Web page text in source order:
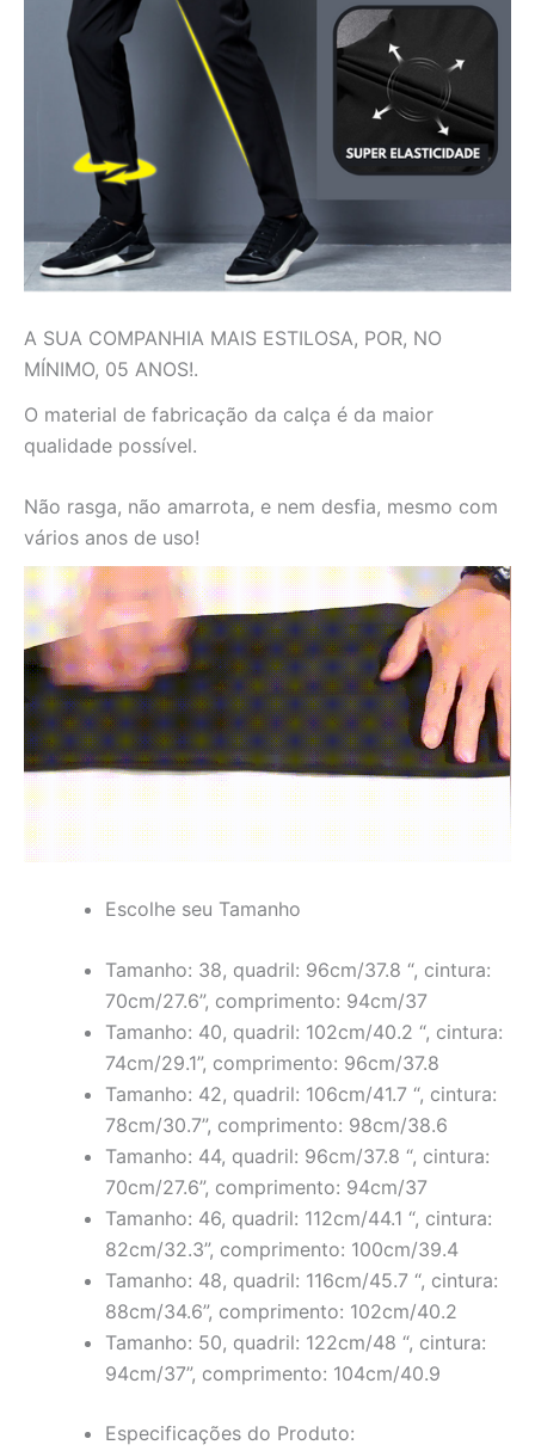
A SUA COMPANHIA MAIS ESTILOSA, POR, NO
MÍNIMO, 05 ANOS!.
O material de fabricação da calça é da maior
qualidade possível.
Não rasga, não amarrota, e nem desfia, mesmo com
vários anos de uso!
Escolhe seu Tamanho
Tamanho: 38, quadril: 96cm/37.8 “, cintura:
70cm/27.6”, comprimento: 94cm/37
Tamanho: 40, quadril: 102cm/40.2 “, cintura:
74cm/29.1”, comprimento: 96cm/37.8
Tamanho: 42, quadril: 106cm/41.7 “, cintura:
78cm/30.7”, comprimento: 98cm/38.6
Tamanho: 44, quadril: 96cm/37.8 “, cintura:
70cm/27.6”, comprimento: 94cm/37
Tamanho: 46, quadril: 112cm/44.1 “, cintura:
82cm/32.3”, comprimento: 100cm/39.4
Tamanho: 48, quadril: 116cm/45.7 “, cintura:
88cm/34.6”, comprimento: 102cm/40.2
Tamanho: 50, quadril: 122cm/48 “, cintura:
94cm/37”, comprimento: 104cm/40.9
Especificações do Produto: